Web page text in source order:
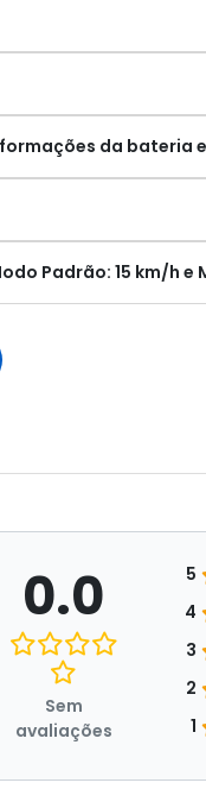
da bateria
Padrão: 15 km/h e
0.0
Sem
avaliações
5
4
3
2
1